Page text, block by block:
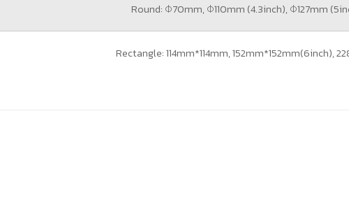
Round: Φ70mm, Φ110mm (4.3inch), Φ127mm
Rectangle: 114mm*114mm, 152mm*152mm(6inch),